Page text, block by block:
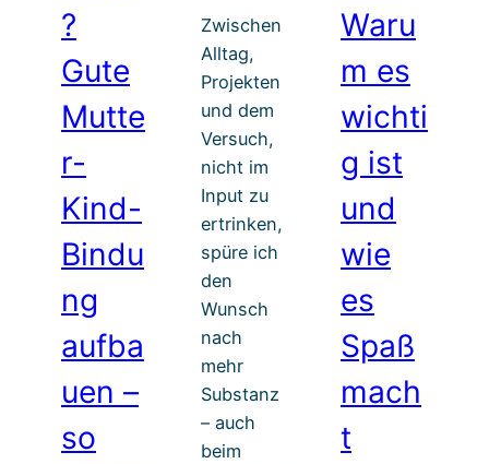
?
Gute
Mutte
r-
Kind-
Bindu
ng
aufba
uen –
so
Zwischen
Alltag,
Projekten
und dem
Versuch,
nicht im
Input zu
ertrinken,
spüre ich
den
Wunsch
nach
mehr
Substanz
– auch
beim
Waru
m es
wichti
g ist
und
wie
es
Spaß
mach
t